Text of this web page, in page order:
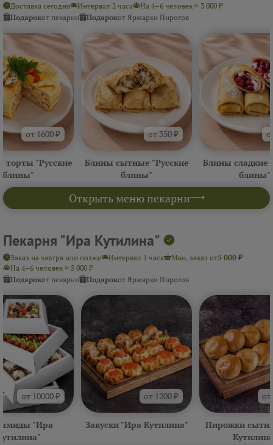
Открыть меню пекарни
Доставка сегодня Интервал 2 часа
На 4–6 человек ≈ 3 000 ₽
Подарокот пекарни Подарокот Ярмарки Пирогов
от 1600 ₽
торты "Русские
блины"
от 350 ₽
Блины сытные "Русские
блины"
Блины сладкие
блины"
Пекарня "Ира Кутилина"
Заказ на завтра или позже Интервал 1 часа Мин. заказ от5 000 ₽
На 4–6 человек ≈ 5 000 ₽
Подарокот пекарни Подарокот Ярмарки Пирогов
от 10000 ₽
"Ира
от 1200 ₽
Закуски "Ира Кутилина"
от
Пирожки